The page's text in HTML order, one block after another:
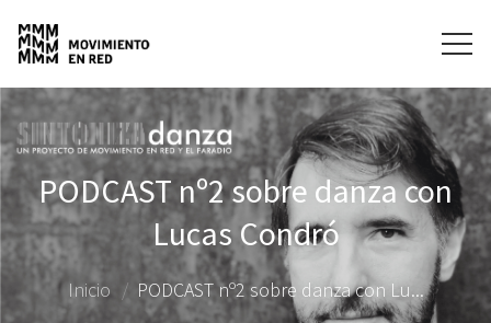
PODCAST nº2 sobre danza con
Lucas Condró
Inicio PODCAST nº2 sobre danza con Lu...